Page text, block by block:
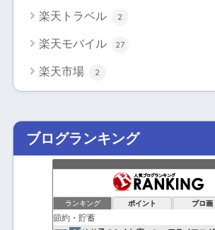
楽天トラベル 2
楽天モバイル 27
楽天市場 2
ブログランキング
ランキング ポイント ブロ画